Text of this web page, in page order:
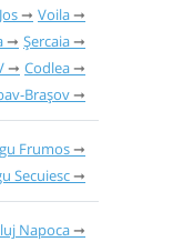
Voila
Șercaia
Codlea
Brașov
Frumos
Secuiesc
Napoca